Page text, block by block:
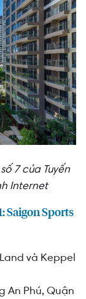
7 của Tuyến
Internet
Saigon Sports
và Keppel
An Phú, Quận